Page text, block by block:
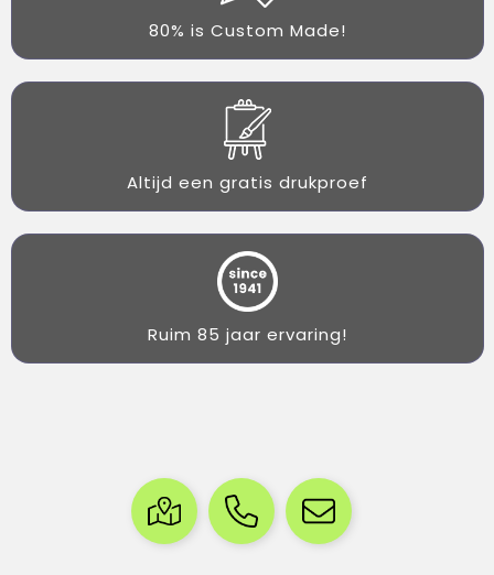
80% is Custom Made!
Altijd een gratis drukproef
Ruim 85 jaar ervaring!